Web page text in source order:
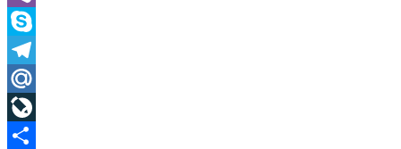
Viber
Skype
Telegram
Mail.Ru
LiveJournal